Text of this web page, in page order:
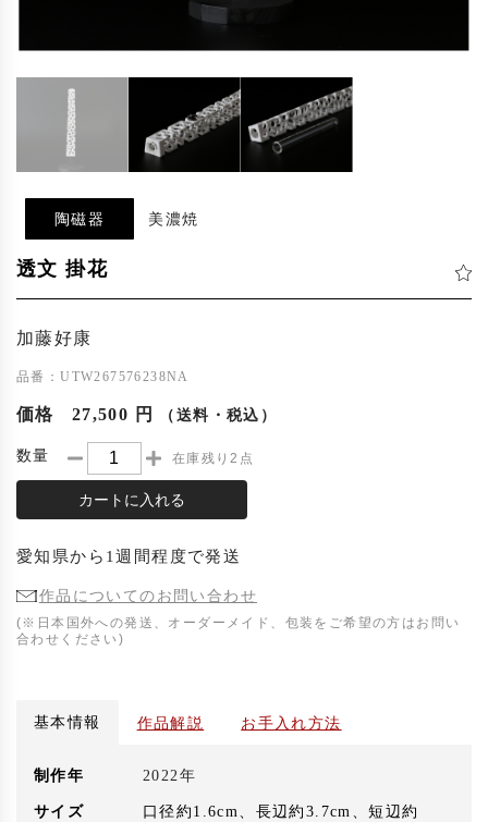
陶磁器 美濃焼
透文 掛花
加藤好康
品番：UTW267576238NA
価格 27,500 円 （送料・税込）
数量 在庫残り2点
カートに入れる
愛知県から 1週間程度で発送
作品についてのお問い合わせ
(※日本国外への発送、オーダーメイド、包装をご希望の方はお問い
合わせください)
基本情報 作品解説 お手入れ方法
制作年 2022年
サイズ
口径約1.6cm、長辺約3.7cm、短辺約